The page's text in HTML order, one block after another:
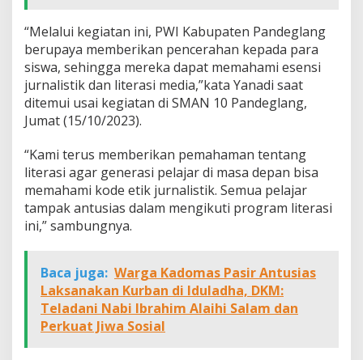
“Melalui kegiatan ini, PWI Kabupaten Pandeglang
berupaya memberikan pencerahan kepada para
siswa, sehingga mereka dapat memahami esensi
jurnalistik dan literasi media,”kata Yanadi saat
ditemui usai kegiatan di SMAN 10 Pandeglang,
Jumat (15/10/2023).
“Kami terus memberikan pemahaman tentang
literasi agar generasi pelajar di masa depan bisa
memahami kode etik jurnalistik. Semua pelajar
tampak antusias dalam mengikuti program literasi
ini,” sambungnya.
Baca juga: Warga Kadomas Pasir Antusias
Laksanakan Kurban di Iduladha, DKM:
Teladani Nabi Ibrahim Alaihi Salam dan
Perkuat Jiwa Sosial